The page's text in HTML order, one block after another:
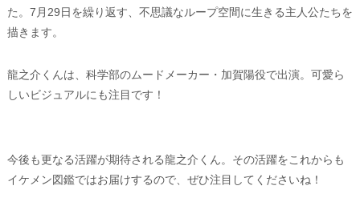
た。7月29日を繰り返す、不思議なループ空間に生きる主人公たちを
描きます。
龍之介くんは、科学部のムードメーカー・加賀陽役で出演。可愛ら
しいビジュアルにも注目です！
今後も更なる活躍が期待される龍之介くん。その活躍をこれからも
イケメン図鑑ではお届けするので、ぜひ注目してくださいね！